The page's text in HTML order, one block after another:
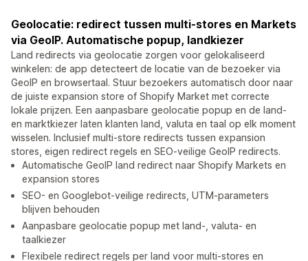
Geolocatie: redirect tussen multi-stores en Markets
via GeoIP. Automatische popup, landkiezer
Land redirects via geolocatie zorgen voor gelokaliseerd
winkelen: de app detecteert de locatie van de bezoeker via
GeoIP en browsertaal. Stuur bezoekers automatisch door naar
de juiste expansion store of Shopify Market met correcte
lokale prijzen. Een aanpasbare geolocatie popup en de land-
en marktkiezer laten klanten land, valuta en taal op elk moment
wisselen. Inclusief multi-store redirects tussen expansion
stores, eigen redirect regels en SEO-veilige GeoIP redirects.
Automatische GeoIP land redirect naar Shopify Markets en
expansion stores
SEO- en Googlebot-veilige redirects, UTM-parameters
blijven behouden
Aanpasbare geolocatie popup met land-, valuta- en
taalkiezer
Flexibele redirect regels per land voor multi-stores en